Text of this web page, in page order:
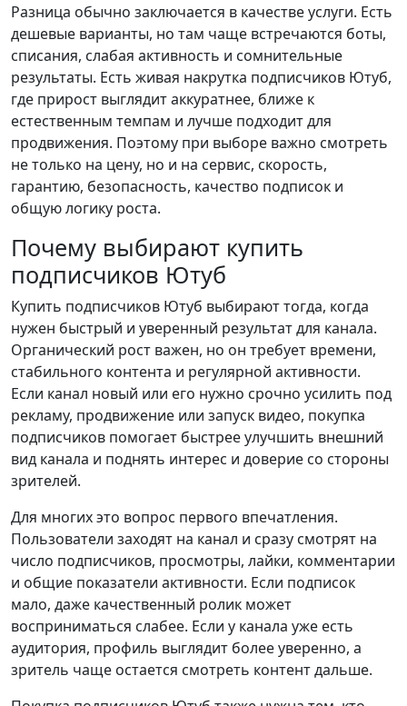
Разница обычно заключается в качестве услуги. Есть
дешевые варианты, но там чаще встречаются боты,
списания, слабая активность и сомнительные
результаты. Есть живая накрутка подписчиков Ютуб,
где прирост выглядит аккуратнее, ближе к
естественным темпам и лучше подходит для
продвижения. Поэтому при выборе важно смотреть
не только на цену, но и на сервис, скорость,
гарантию, безопасность, качество подписок и
общую логику роста.
Почему выбирают купить
подписчиков Ютуб
Купить подписчиков Ютуб выбирают тогда, когда
нужен быстрый и уверенный результат для канала.
Органический рост важен, но он требует времени,
стабильного контента и регулярной активности.
Если канал новый или его нужно срочно усилить под
рекламу, продвижение или запуск видео, покупка
подписчиков помогает быстрее улучшить внешний
вид канала и поднять интерес и доверие со стороны
зрителей.
Для многих это вопрос первого впечатления.
Пользователи заходят на канал и сразу смотрят на
число подписчиков, просмотры, лайки, комментарии
и общие показатели активности. Если подписок
мало, даже качественный ролик может
восприниматься слабее. Если у канала уже есть
аудитория, профиль выглядит более уверенно, а
зритель чаще остается смотреть контент дальше.